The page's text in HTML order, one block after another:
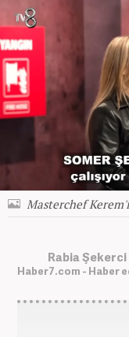
Masterchef
Rabia
Haber7.com - Haber